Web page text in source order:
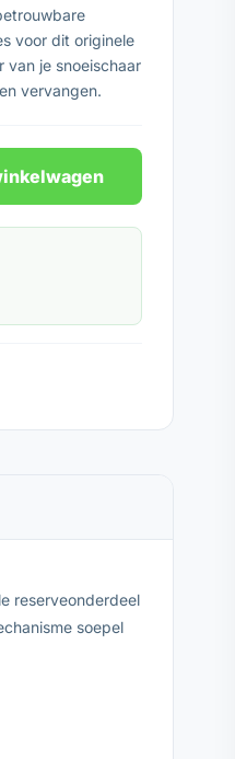
voor dit originele
van je snoeischaar
vervangen.
reserveonderdeel
soepel